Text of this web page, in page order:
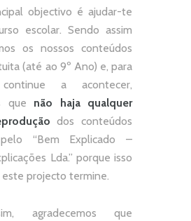
objectivo é ajudar-te
escolar. Sendo assim
os nossos conteúdos
(até ao 9º Ano) e, para
a acontecer,
que não
haja qualquer
dos conteúdos
“Bem Explicado –
Lda.” porque isso
projecto termine.
agradecemos que